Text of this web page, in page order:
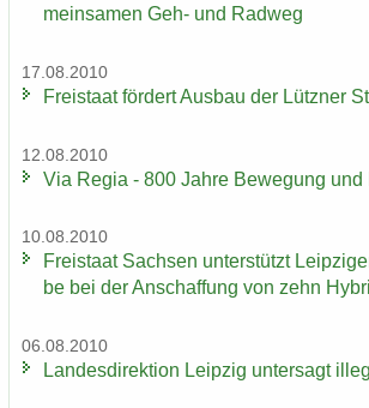
mein­sa­men Geh- und Rad­weg
17.08.2010
Frei­staat för­dert Aus­bau der Lütz­ner
12.08.2010
Via Regia - 800 Jahre Be­we­gung und
10.08.2010
Frei­staat Sach­sen un­ter­stützt
be bei der An­schaf­fung von zehn
06.08.2010
Lan­des­di­rek­ti­on Leip­zig un­ter­sagt